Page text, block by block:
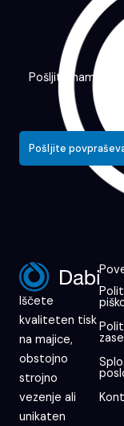
Pošljite nam
Pošljite
Iščete
kvaliteten tisk
na majice,
obstojno
strojno
vezenje ali
unikaten